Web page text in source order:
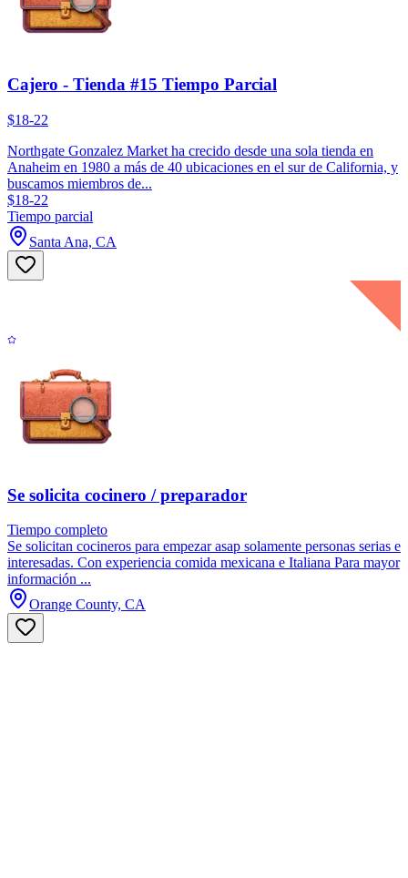
Cajero - Tienda #15 Tiempo Parcial
$18-22
Northgate Gonzalez Market ha crecido desde una sola tienda en
Anaheim en 1980 a más de 40 ubicaciones en el sur de California, y
buscamos miembros de...
$18-22
Tiempo parcial
Santa Ana, CA
Se solicita cocinero / preparador
Tiempo completo
Se solicitan cocineros para empezar asap solamente personas serias e
interesadas. Con experiencia comida mexicana e Italiana Para mayor
información ...
Orange County, CA